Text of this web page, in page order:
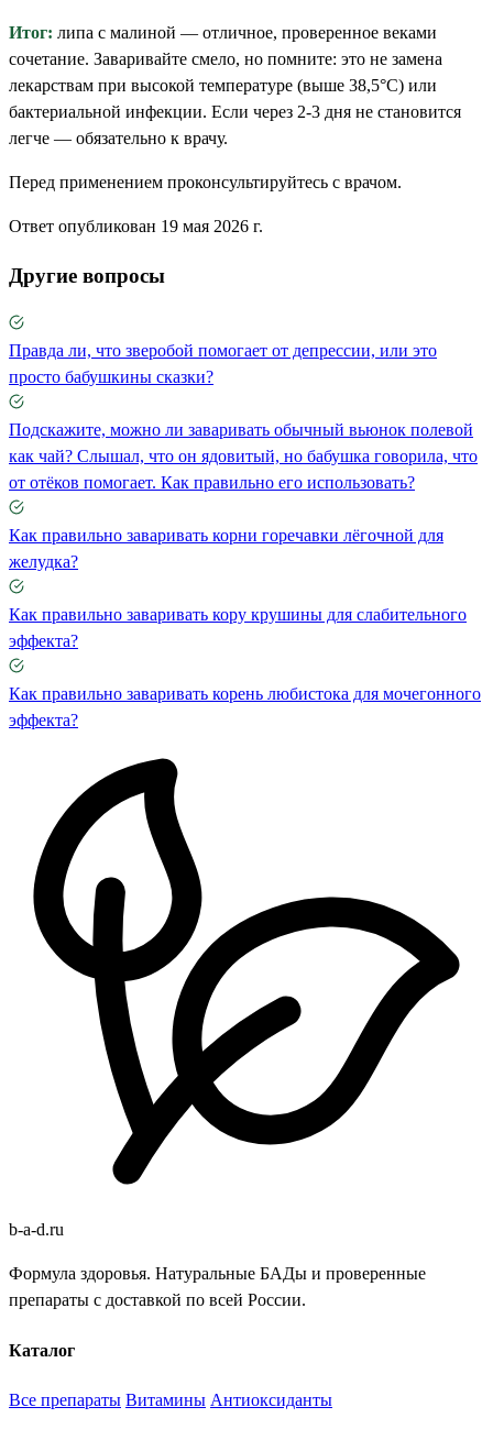
Итог: липа с малиной — отличное, проверенное веками
сочетание. Заваривайте смело, но помните: это не замена
лекарствам при высокой температуре (выше 38,5°C) или
бактериальной инфекции. Если через 2-3 дня не становится
легче — обязательно к врачу.
Перед применением проконсультируйтесь с врачом.
Ответ опубликован 19 мая 2026 г.
Другие вопросы
Правда ли, что зверобой помогает от депрессии, или это
просто бабушкины сказки?
Подскажите, можно ли заваривать обычный вьюнок полевой
как чай? Слышал, что он ядовитый, но бабушка говорила, что
от отёков помогает. Как правильно его использовать?
Как правильно заваривать корни горечавки лёгочной для
желудка?
Как правильно заваривать кору крушины для слабительного
эффекта?
Как правильно заваривать корень любистока для мочегонного
эффекта?
b-a-d.ru
Формула здоровья. Натуральные БАДы и проверенные
препараты с доставкой по всей России.
Каталог
Все препараты Витамины Антиоксиданты